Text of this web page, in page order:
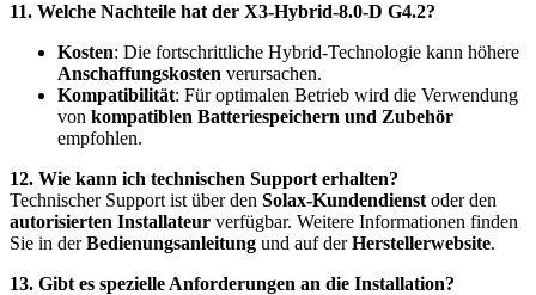
11. Welche Nachteile hat der X3-Hybrid-8.0-D G4.2?
Kosten: Die fortschrittliche Hybrid-Technologie kann höhere
Anschaffungskosten verursachen.
Kompatibilität: Für optimalen Betrieb wird die Verwendung
von kompatiblen Batteriespeichern und Zubehör
empfohlen.
12. Wie kann ich technischen Support erhalten?
Technischer Support ist über den Solax-Kundendienst oder den
autorisierten Installateur verfügbar. Weitere Informationen finden
Sie in derBedienungsanleitung und auf derHerstellerwebsite.
13. Gibt es spezielle Anforderungen an die Installation?